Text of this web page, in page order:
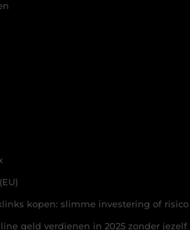
kopen: slimme investering of risico
geld verdienen in 2025 zonder